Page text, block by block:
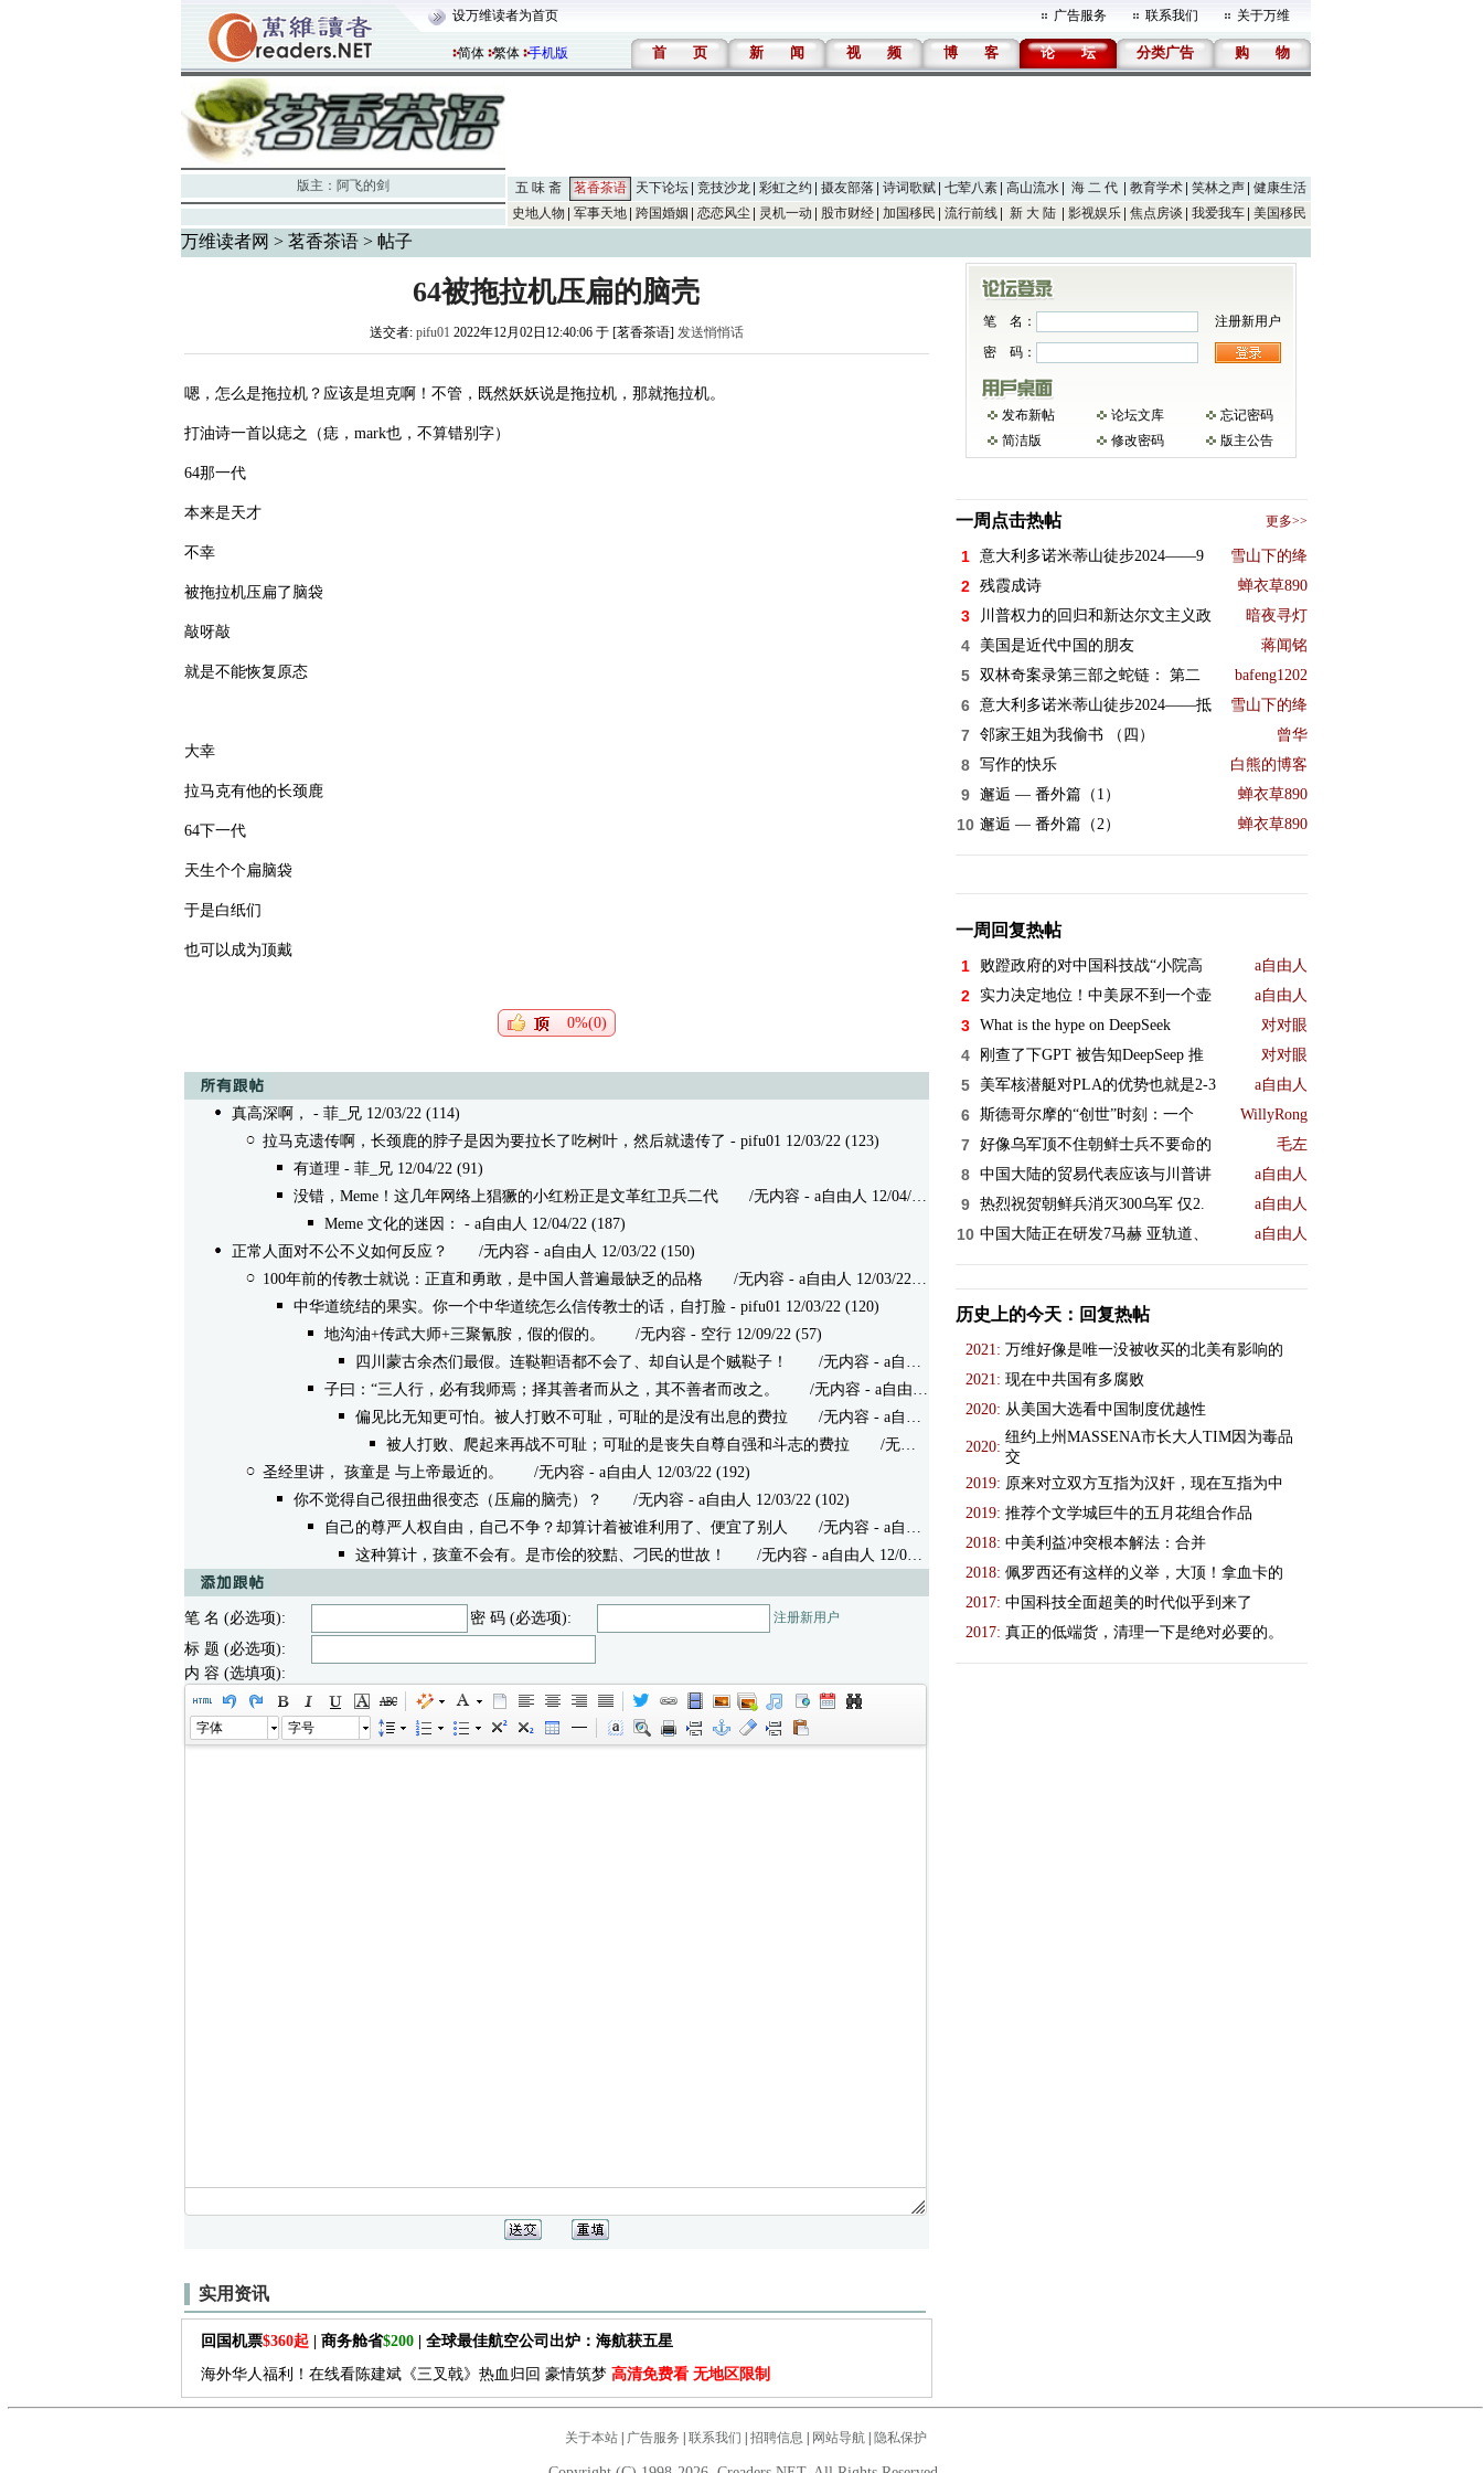
设万维读者为首页 广告服务 联系我们 关于万维
简体 繁体 手机版 首 页 新 闻 视 频 博 客 论 坛 分类广告 购 物
版主： 阿飞的剑 五 味 斋 茗香茶语 天下论坛 竞技沙龙 彩虹之约 摄友部落 诗词歌赋 七荤八素 高山流水 海 二 代 教育学术 笑林之声
健康生活
史地人物
军事天地 跨国婚姻 恋恋风尘 灵机一动 股市财经 加国移民 流行前线 新 大 陆 影视娱乐 焦点房谈 我爱我车 美国移民
万维读者网 > 茗香茶语> 帖子
64被拖拉机压扁的脑壳
送交者: pifu01 2022年12月02日12:40:06 于 [茗香茶语] 发送悄悄话
嗯，怎么是拖拉机？应该是坦克啊！不管，既然妖妖说是拖拉机，那就拖拉机。
打油诗一首以痣之（痣，mark也，不算错别字）
64那一代
本来是天才
不幸
被拖拉机压扁了脑袋
敲呀敲
就是不能恢复原态
大幸
拉马克有他的长颈鹿
64下一代
天生个个扁脑袋
于是白纸们
也可以成为顶戴
0%(0)
真高深啊，
- 菲_兄 12/03/22 (114)
拉马克遗传啊，长颈鹿的脖子是因为要拉长了吃树叶，然后就遗传了 - pifu01 12/03/22 (123)
有道理 - 菲_兄 12/04/22 (91)
没错，Meme！这几年网络上猖獗的小红粉正是文革红卫兵二代/无内容 - a自由人 12/04/22 (174)
Meme 文化的迷因：
- a自由人 12/04/22 (187)
正常人面对不公不义如何反应？
/无内容 - a自由人 12/03/22 (150)
100年前的传教士就说：正直和勇敢，是中国人普遍最缺乏的品格/无内容 - a自由人 12/03/22 (102)
中华道统结的果实。你一个中华道统怎么信传教士的话，自打脸- pifu01 12/03/22 (120)
地沟油+传武大师+三聚氰胺，假的假的。
/无内容 - 空行 12/09/22 (57)
四川蒙古余杰们最假。连鞑靼语都不会了、却自认是个贼鞑子！
/无内容 - a自由人 12/09/22 (80)
子曰：“三人行，必有我师焉；择其善者而从之，其不善者而改之。
/无内容 - a自由人 12/03/22 (200)
偏见比无知更可怕。被人打败不可耻，可耻的是没有出息的费拉 /无内容 - a自由人 12/03/22 (171)
被人打败、爬起来再战不可耻；可耻的是丧失自尊自强和斗志的费拉 /无内容 - a自由人 12/03/22 (199)
圣经里讲， 孩童是 与上帝最近的。
/无内容 - a自由人 12/03/22 (192)
你不觉得自己很扭曲很变态（压扁的脑壳）？
/无内容 - a自由人 12/03/22 (102)
自己的尊严人权自由，自己不争？却算计着被谁利用了、便宜了别人 /无内容 - a自由人 12/03/22 (94)
这种算计，孩童不会有。是市侩的狡黠、刁民的世故！
/无内容 - a自由人 12/03/22 (100)
笔 名 (必选项): 密 码 (必选项): 注册新用户
标 题 (必选项):
内 容 (选填项):
字体 字号
实用资讯
回国机票$360起 | 商务舱省$200| 全球最佳航空公司出炉：海航获五星
海外华人福利！在线看陈建斌《三叉戟》热血归回 豪情筑梦 高清免费看 无地区限制
笔 名：
注册新用户
密 码：
发布新帖 论坛文库
忘记密码
简洁版
修改密码 版主公告
一周点击热帖 更多>>
1 意大利多诺米蒂山徒步2024——9 雪山下的绛
2 残霞成诗 蝉衣草890
3 川普权力的回归和新达尔文主义政 暗夜寻灯
4 美国是近代中国的朋友 蒋闻铭
5 双林奇案录第三部之蛇链： 第二 bafeng1202
6 意大利多诺米蒂山徒步2024——抵 雪山下的绛
7 邻家王姐为我偷书 （四） 曾华
8 写作的快乐 白熊的博客
9 邂逅 — 番外篇（1） 蝉衣草890
10 邂逅 — 番外篇（2） 蝉衣草890
一周回复热帖
1 败蹬政府的对中国科技战“小院高 a自由人
2 实力决定地位！中美尿不到一个壶 a自由人
3 What is the hype on DeepSeek 对对眼
4 刚查了下GPT 被告知DeepSeep 推 对对眼
5 美军核潜艇对PLA的优势也就是2-3 a自由人
6 斯德哥尔摩的“创世”时刻：一个 WillyRong
7 好像乌军顶不住朝鲜士兵不要命的 毛左
8 中国大陆的贸易代表应该与川普讲 a自由人
9 热烈祝贺朝鲜兵消灭300乌军 仅2. a自由人
10 中国大陆正在研发7马赫 亚轨道、 a自由人
历史上的今天：回复热帖
2021: 万维好像是唯一没被收买的北美有影响的
2021: 现在中共国有多腐败
2020: 从美国大选看中国制度优越性
2020:
纽约上州MASSENA市长大人TIM因为毒品
交
2019: 原来对立双方互指为汉奸，现在互指为中
2019: 推荐个文学城巨牛的五月花组合作品
2018: 中美利益冲突根本解法：合并
2018: 佩罗西还有这样的义举，大顶！拿血卡的
2017: 中国科技全面超美的时代似乎到来了
2017: 真正的低端货，清理一下是绝对必要的。
关于本站| 广告服务 联系我们 招聘信息 网站导航| 隐私保护